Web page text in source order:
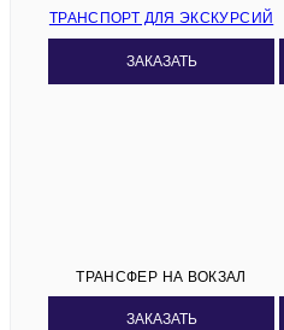
ТРАНСПОРТ ДЛЯ ЭКСКУРСИЙ
ЗАКАЗАТЬ
ТРАНСФЕР НА ВОКЗАЛ
ЗАКАЗАТЬ